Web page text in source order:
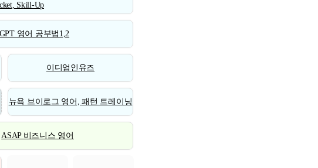
Skill-Up
영어 공부법1,2
이디엄인유즈
뉴욕 브이로그 영어, 패턴 트레이닝
ASAP 비즈니스 영어